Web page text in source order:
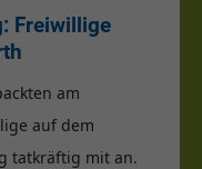
Freiwillige
am
auf dem
tatkräftig mit an.